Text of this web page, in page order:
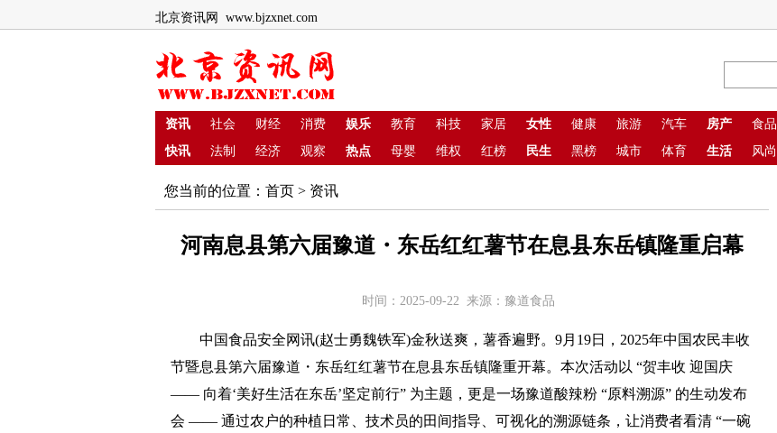
北京资讯网 www.bjzxnet.com
资讯 社会 财经 消费 娱乐 教育 科技 家居 女性 健康 旅游 汽车 房产 食品
快讯
法制 经济 观察 热点 母婴 维权 红榜 民生 黑榜 城市 体育 生活 风尚
您当前的位置： 首页 > 资讯
河南息县第六届豫道・东岳红红薯节在息县东岳镇隆重启幕
时间：2025-09-22 来源：豫道食品
中国食品安全网讯(赵士勇魏铁军)金秋送爽，薯香遍野。9月19日，2025年中国农民丰收
节暨息县第六届豫道・东岳红红薯节在息县东岳镇隆重开幕。本次活动以 “贺丰收 迎国庆
—— 向着‘美好生活在东岳’坚定前行” 为主题，更是一场豫道酸辣粉 “原料溯源” 的生动发布
会 —— 通过农户的种植日常、技术员的田间指导、可视化的溯源链条，让消费者看清 “一碗